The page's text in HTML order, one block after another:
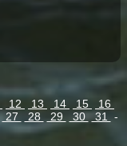
12 13 14 15
16
27 28 29 30 31 -